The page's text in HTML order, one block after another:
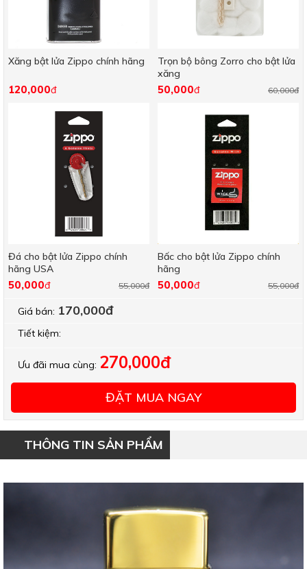
Xăng bật lửa Zippo chính hãng
120,000đ
Trọn bộ bông Zorro cho bật lửa
xăng
60,000đ
50,000đ
Đá cho bật lửa Zippo chính
hãng USA
55,000đ
50,000đ
Bấc cho bật lửa Zippo chính
hãng
55,000đ
50,000đ
Giá bán: 170,000đ
Tiết kiệm:
Ưu đãi mua cùng: 270,000đ
ĐẶT MUA NGAY
THÔNG TIN SẢN PHẨM